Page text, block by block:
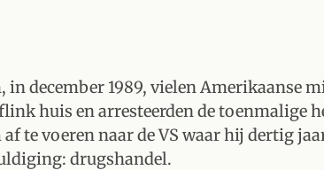
in december 1989, vielen Amerikaanse
huis en arresteerden de toenmalige
te voeren naar de VS waar hij dertig
drugshandel.